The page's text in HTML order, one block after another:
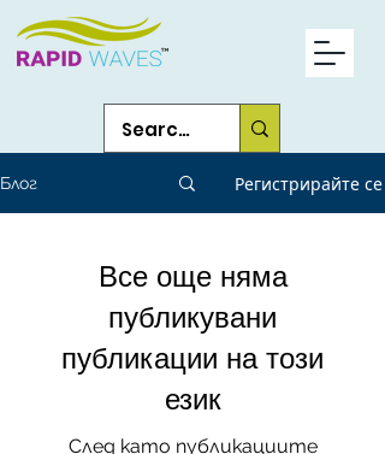
Блог Регистрирайте се
Все още няма
публикувани
публикации на този
език
След като публикациите